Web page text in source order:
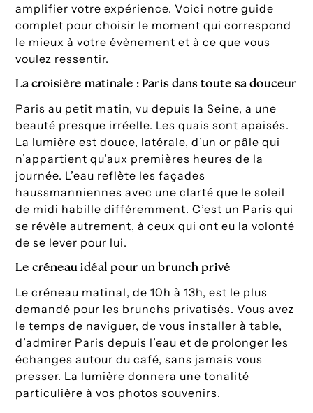
amplifier votre expérience. Voici notre guide
complet pour choisir le moment qui correspond
le mieux à votre évènement et à ce que vous
voulez ressentir.
La croisière matinale : Paris dans toute sa douceur
Paris au petit matin, vu depuis la Seine, a une
beauté presque irréelle. Les quais sont apaisés.
La lumière est douce, latérale, d’un or pâle qui
n’appartient qu’aux premières heures de la
journée. L’eau reflète les façades
haussmanniennes avec une clarté que le soleil
de midi habille différemment. C’est un Paris qui
se révèle autrement, à ceux qui ont eu la volonté
de se lever pour lui.
Le créneau idéal pour un brunch privé
Le créneau matinal, de 10h à 13h, est le plus
demandé pour les brunchs privatisés. Vous avez
le temps de naviguer, de vous installer à table,
d’admirer Paris depuis l’eau et de prolonger les
échanges autour du café, sans jamais vous
presser. La lumière donnera une tonalité
particulière à vos photos souvenirs.